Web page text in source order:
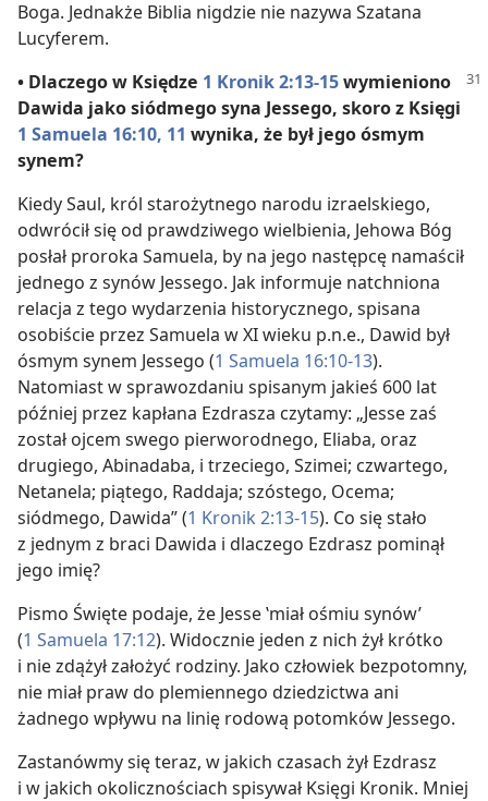
Boga. Jednakże Biblia nigdzie nie nazywa Szatana
Lucyferem.
• Dlaczego w Księdze 1 Kronik 2:13-15wymieniono
Dawida jako siódmego syna Jessego, skoro z Księgi
1 Samuela 16:10, 11 wynika, że był jego ósmym
synem?
Kiedy Saul, król starożytnego narodu izraelskiego,
odwrócił się od prawdziwego wielbienia, Jehowa Bóg
posłał proroka Samuela, by na jego następcę namaścił
jednego z synów Jessego. Jak informuje natchniona
relacja z tego wydarzenia historycznego, spisana
osobiście przez Samuela w XI wieku p.n.e., Dawid był
ósmym synem Jessego (1 Samuela 16:10-13).
Natomiast w sprawozdaniu spisanym jakieś 600 lat
później przez kapłana Ezdrasza czytamy: „Jesse zaś
został ojcem swego pierworodnego, Eliaba, oraz
drugiego, Abinadaba, i trzeciego, Szimei; czwartego,
Netanela; piątego, Raddaja; szóstego, Ocema;
siódmego, Dawida” (1 Kronik 2:13-15). Co się stało
z jednym z braci Dawida i dlaczego Ezdrasz pominął
jego imię?
Pismo Święte podaje, że Jesse ‛miał ośmiu synów’
(1 Samuela 17:12). Widocznie jeden z nich żył krótko
i nie zdążył założyć rodziny. Jako człowiek bezpotomny,
nie miał praw do plemiennego dziedzictwa ani
żadnego wpływu na linię rodową potomków Jessego.
Zastanówmy się teraz, w jakich czasach żył Ezdrasz
i w jakich okolicznościach spisywał Księgi Kronik. Mniej